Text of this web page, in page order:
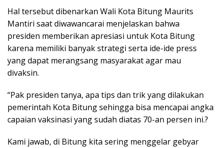
Hal tersebut dibenarkan Wali Kota Bitung Maurits
Mantiri saat diwawancarai menjelaskan bahwa
presiden memberikan apresiasi untuk Kota Bitung
karena memiliki banyak strategi serta ide-ide press
yang dapat merangsang masyarakat agar mau
divaksin.
“Pak presiden tanya, apa tips dan trik yang dilakukan
pemerintah Kota Bitung sehingga bisa mencapai angka
capaian vaksinasi yang sudah diatas 70-an persen ini.?
Kami jawab, di Bitung kita sering menggelar gebyar